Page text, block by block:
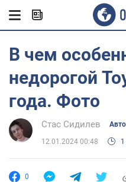
В чем
недорогой
года. Фото
Стас Сидилев
12.01.2024 00:48
0